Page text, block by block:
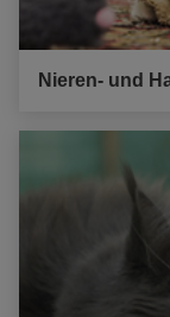
Nieren- und